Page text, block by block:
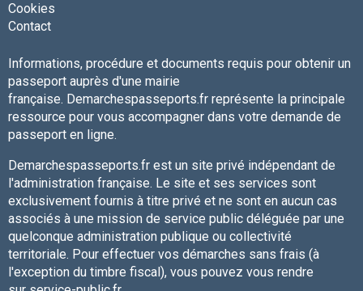
Cookies
Contact
Informations, procédure et documents requis pour obtenir un
passeport auprès d'une mairie
française. Demarchespasseports.fr représente la principale
ressource pour vous accompagner dans votre demande de
passeport en ligne.
Demarchespasseports.fr est un site privé indépendant de
l'administration française. Le site et ses services sont
exclusivement fournis à titre privé et ne sont en aucun cas
associés à une mission de service public déléguée par une
quelconque administration publique ou collectivité
territoriale. Pour effectuer vos démarches sans frais (à
l'exception du timbre fiscal), vous pouvez vous rendre